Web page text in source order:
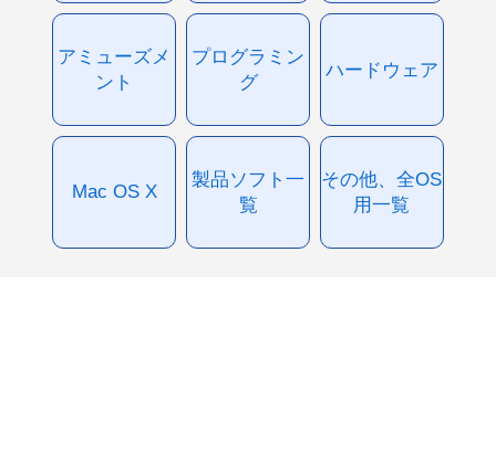
アミューズメ
ント
プログラミン
グ
ハードウェア
Mac OS X
製品ソフト一
覧
その他、全OS
用一覧